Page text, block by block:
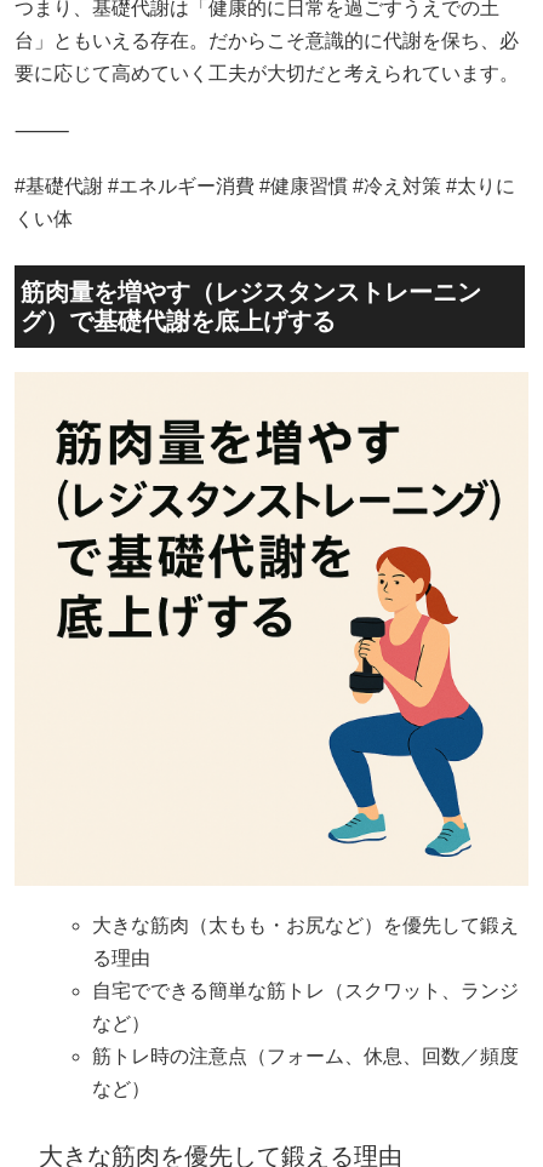
つまり、基礎代謝は「健康的に日常を過ごすうえでの土
台」ともいえる存在。だからこそ意識的に代謝を保ち、必
要に応じて高めていく工夫が大切だと考えられています。
⸻
#基礎代謝 #エネルギー消費 #健康習慣 #冷え対策 #太りに
くい体
筋肉量を増やす（レジスタンストレーニン
グ）で基礎代謝を底上げする
大きな筋肉（太もも・お尻など）を優先して鍛え
る理由
自宅でできる簡単な筋トレ（スクワット、ランジ
など）
筋トレ時の注意点（フォーム、休息、回数／頻度
など）
大きな筋肉を優先して鍛える理由